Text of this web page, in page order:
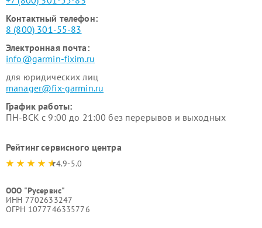
Контактный телефон:
8 (800) 301-55-83
Электронная почта:
info@garmin-fixim.ru
для юридических лиц
manager@fix-garmin.ru
График работы:
ПН-ВСК с 9:00 до 21:00 без перерывов и выходных
Рейтинг сервисного центра
4.9-5.0
ООО "Русервис"
ИНН 7702633247
ОГРН 1077746335776